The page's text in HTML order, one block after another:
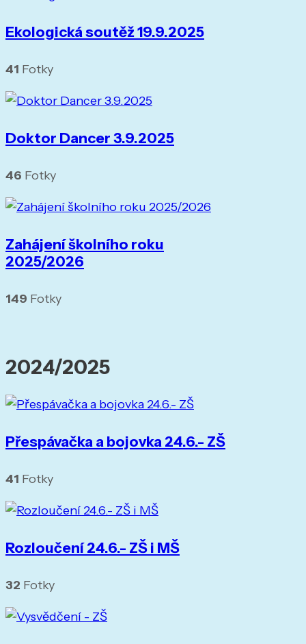
Ekologická soutěž 19.9.2025
41 Fotky
Doktor Dancer 3.9.2025
46 Fotky
Zahájení školního roku
2025/2026
149 Fotky
2024/2025
Přespávačka a bojovka 24.6.- ZŠ
41 Fotky
Rozloučení 24.6.- ZŠ i MŠ
32 Fotky